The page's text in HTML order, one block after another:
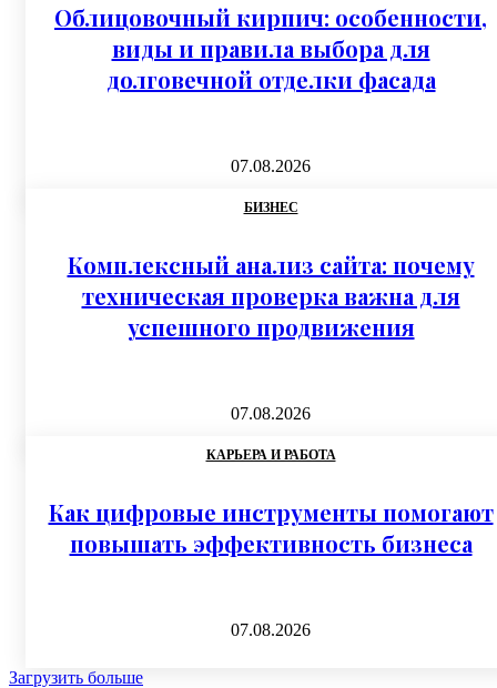
Облицовочный кирпич: особенности,
виды и правила выбора для
долговечной отделки фасада
07.08.2026
БИЗНЕС
Комплексный анализ сайта: почему
техническая проверка важна для
успешного продвижения
07.08.2026
КАРЬЕРА И РАБОТА
Как цифровые инструменты помогают
повышать эффективность бизнеса
07.08.2026
Загрузить больше